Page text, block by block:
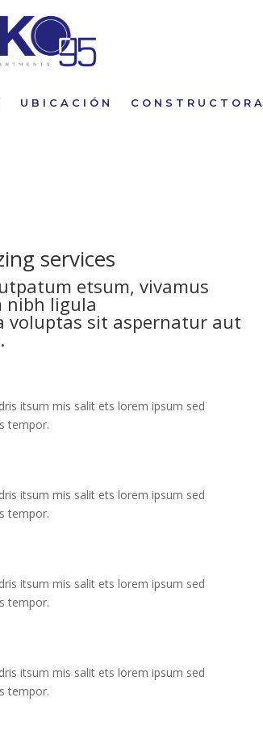
UBICACIÓN CONSTRUCTORA
services
etsum, vivamus
nibh ligula
voluptas sit aspernatur aut
itsum mis salit ets lorem ipsum sed
tempor.
itsum mis salit ets lorem ipsum sed
tempor.
itsum mis salit ets lorem ipsum sed
tempor.
itsum mis salit ets lorem ipsum sed
tempor.